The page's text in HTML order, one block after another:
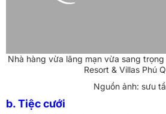
Nhà hàng vừa lãng mạn vừa sang
Resort & Villas Phú
Nguồn ảnh: sưu
b. Tiệc cưới